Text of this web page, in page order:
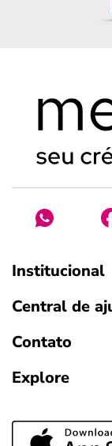
Institucional
Central de
Contato
Explore